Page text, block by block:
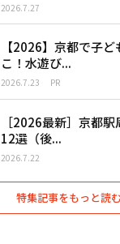
2026.7.27
【2026】京都で子
こ！水遊び...
2026.7.23 PR
［2026最新］京都
12選（後...
2026.7.22
特集記事をもっと読む